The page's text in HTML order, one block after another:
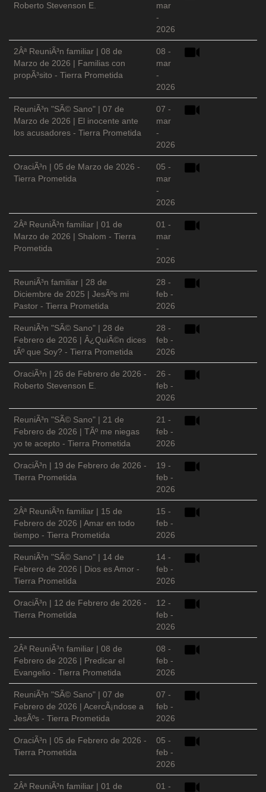
Roberto Stevenson E.
mar
-
2026
2Âª ReuniÃ³n familiar | 08 de
Marzo de 2026 | Familias con
propÃ³sito - Tierra Prometida
08 -
mar
-
2026
ReuniÃ³n "SÃ© Sano" | 07 de
Marzo de 2026 | El inocente ante
los acusadores - Tierra Prometida
07 -
mar
-
2026
OraciÃ³n | 05 de Marzo de 2026 -
Tierra Prometida
05 -
mar
-
2026
2Âª ReuniÃ³n familiar | 01 de
Marzo de 2026 | Shalom - Tierra
Prometida
01 -
mar
-
2026
ReuniÃ³n familiar | 28 de
Diciembre de 2025 | JesÃºs mi
Pastor - Tierra Prometida
28 -
feb -
2026
ReuniÃ³n "SÃ© Sano" | 28 de
Febrero de 2026 | Â¿QuiÃ©n dices
tÃº que Soy? - Tierra Prometida
28 -
feb -
2026
OraciÃ³n | 26 de Febrero de 2026 -
Roberto Stevenson E.
26 -
feb -
2026
ReuniÃ³n "SÃ© Sano" | 21 de
Febrero de 2026 | TÃº me niegas
yo te acepto - Tierra Prometida
21 -
feb -
2026
OraciÃ³n | 19 de Febrero de 2026 -
Tierra Prometida
19 -
feb -
2026
2Âª ReuniÃ³n familiar | 15 de
Febrero de 2026 | Amar en todo
tiempo - Tierra Prometida
15 -
feb -
2026
ReuniÃ³n "SÃ© Sano" | 14 de
Febrero de 2026 | Dios es Amor -
Tierra Prometida
14 -
feb -
2026
OraciÃ³n | 12 de Febrero de 2026 -
Tierra Prometida
12 -
feb -
2026
2Âª ReuniÃ³n familiar | 08 de
Febrero de 2026 | Predicar el
Evangelio - Tierra Prometida
08 -
feb -
2026
ReuniÃ³n "SÃ© Sano" | 07 de
Febrero de 2026 | AcercÃ¡ndose a
JesÃºs - Tierra Prometida
07 -
feb -
2026
OraciÃ³n | 05 de Febrero de 2026 -
Tierra Prometida
05 -
feb -
2026
2Âª ReuniÃ³n familiar | 01 de
01 -